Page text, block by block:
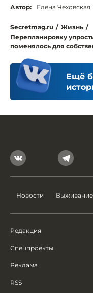
Автор: Елена Чеховская
Secretmag.ru / Жизнь /
Перепланировку
поменялось для
Ещё
Новости Выживание
Редакция
Спецпроекты
Реклама
RSS